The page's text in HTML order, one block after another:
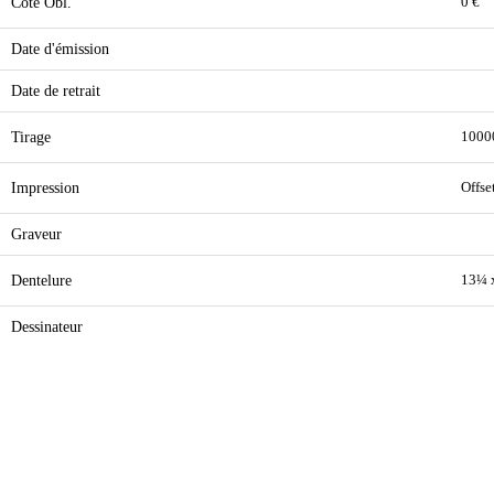
Date d'émission
Date de retrait
Tirage
Impression
Graveur
Dentelure 13¼
Dessinateur